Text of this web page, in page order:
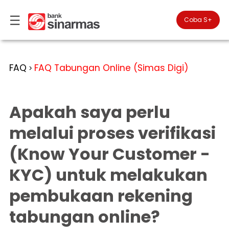
☰× 
#FinansialLebihBaik
Kategori
Bantuan
Deposito
Giro
Kartu
Kredit
Reksadana
Bancasurance
SimobiPlus
Promotion
in
Personal
Banking
Perbankan
Prioritas
Business
Banking
Teman
KPR
Financial
Services
Coba
SimobiPlus
ID
EN
Coba S+
FAQ > FAQ Tabungan Online (Simas Digi)
Apakah saya perlu
melalui proses verifikasi
(Know Your Customer -
KYC) untuk melakukan
pembukaan rekening
tabungan online?